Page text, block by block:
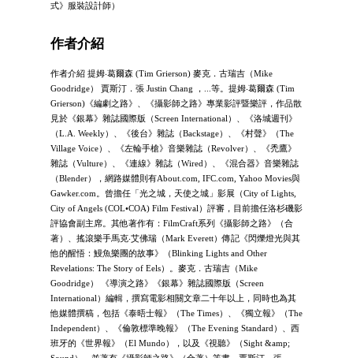
式》服裝設計師）
作者介紹
作者介紹 提姆‧葛爾森 (Tim Grierson) 麥克．古瑞吉（Mike
Goodridge） 賈斯汀．張 Justin Chang ，...等。提姆‧葛爾森 (Tim
Grierson)《編劇之路》、《攝影師之路》專業影評暨樂評，作品散
見於《銀幕》雜誌國際版（Screen International）、《洛城週刊》
（L.A. Weekly）、《後台》雜誌（Backstage）、《村聲》（The
Village Voice）、《左輪手槍》音樂雜誌（Revolver）、《禿鷹》
雜誌（Vulture）、《連線》雜誌（Wired）、《混合器》音樂雜誌
（Blender），網路媒體則有About.com, IFC.com, Yahoo Movies與
Gawker.com。曾擔任「光之城，天使之城」影展（City of Lights,
City of Angels (COL•COA) Film Festival）評審，目前擔任洛杉磯影
評協會副主席。其他著作有：FilmCraft系列《攝影師之路》（合
著）、搖滾樂手馬克‧艾佛瑞（Mark Everett）傳記《閃爍燈光與其
他的醒悟：鰻魚樂團的故事》（Blinking Lights and Other
Revelations: The Story of Eels）。麥克．古瑞吉（Mike
Goodridge） 《導演之路》《銀幕》雜誌國際版（Screen
International）編輯，撰寫電影相關文章二十年以上，同時也為其
他媒體撰稿，包括《泰晤士報》（The Times）、《獨立報》（The
Independent）、《倫敦標準晚報》（The Evening Standard）、西
班牙的《世界報》（El Mundo），以及《視聽》（Sight &amp;